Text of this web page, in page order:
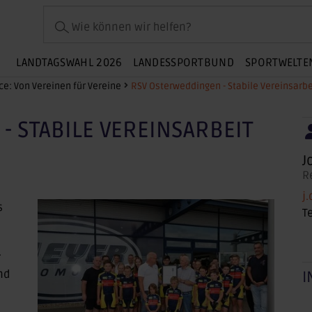
Wie können wir helfen?
LANDTAGSWAHL 2026 LANDESSPORTBUND
Von Vereinen für Vereine RSV Osterweddingen - Stabile
STABILE VEREINSARBEIT